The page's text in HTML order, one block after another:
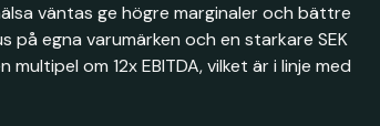
väntas ge högre marginaler och bättre
egna varumärken och en starkare SEK
om 12x EBITDA, vilket är i linje med